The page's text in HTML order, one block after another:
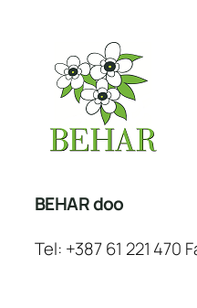
BEHAR doo
Tel: +387 61 221 470